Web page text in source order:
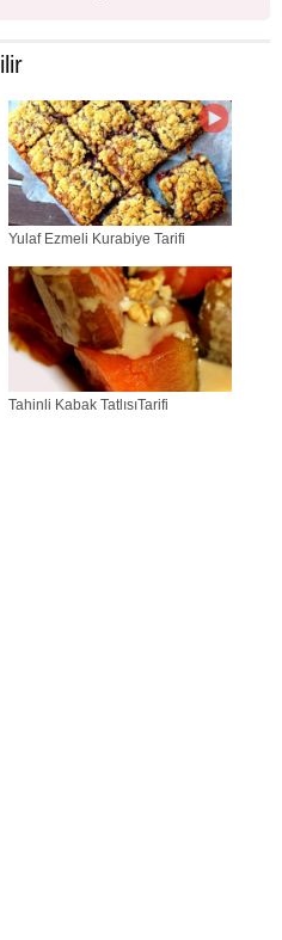
Yulaf Ezmeli Kurabiye Tarifi
Tahinli Kabak TatlısıTarifi